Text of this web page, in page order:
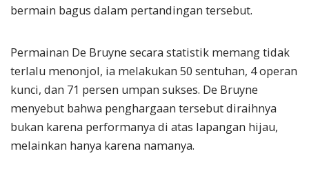
bermain bagus dalam pertandingan tersebut.
Permainan De Bruyne secara statistik memang tidak
terlalu menonjol, ia melakukan 50 sentuhan, 4 operan
kunci, dan 71 persen umpan sukses. De Bruyne
menyebut bahwa penghargaan tersebut diraihnya
bukan karena performanya di atas lapangan hijau,
melainkan hanya karena namanya.